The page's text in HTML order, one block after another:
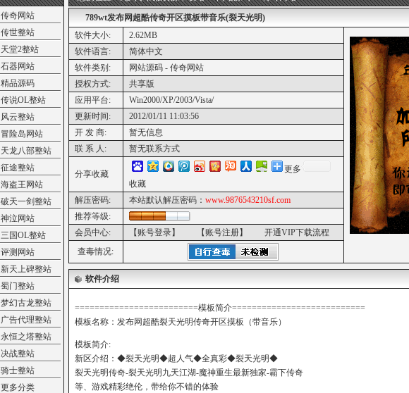
传奇网站
传世整站
天堂2整站
石器网站
精品源码
传说OL整站
风云整站
冒险岛网站
天龙八部整站
征途整站
海盗王网站
破天一剑整站
神泣网站
三国OL整站
评测网站
新天上碑整站
蜀门整站
梦幻古龙整站
广告代理整站
永恒之塔整站
决战整站
骑士整站
更多分类
789wt发布网超酷传奇开区摸板带音乐(裂天光明)
软件大小:
2.62MB
软件语言:
简体中文
软件类别:
网站源码 - 传奇网站
授权方式:
共享版
应用平台:
Win2000/XP/2003/Vista/
更新时间:
2012/01/11 11:03:56
开 发 商:
暂无信息
联 系 人:
暂无联系方式
分享收藏
更多
收藏
解压密码:
本站默认解压密码： www.9876543210sf.com
推荐等级:
会员中心:
【账号登录】 【账号注册】
开通VIP下载流程
查毒情况:
软件介绍
=========================模板简介===========================
模板名称：发布网超酷裂天光明传奇开区摸板（带音乐）
模板简介:
新区介绍：◆裂天光明◆超人气◆全真彩◆裂天光明◆
裂天光明传奇-裂天光明九天江湖-魔神重生最新独家-霸下传奇
等、游戏精彩绝伦，带给你不错的体验